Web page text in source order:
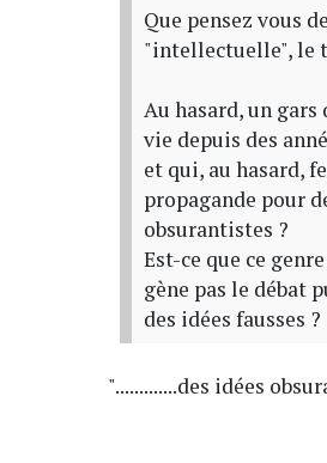
Que pensez vous
"intellectuelle", le
Au hasard, un
vie depuis des
et qui, au hasard,
propagande pour
obsurantistes ?
Est-ce que ce
gène pas le débat
des idées fausses ?
".............des idées